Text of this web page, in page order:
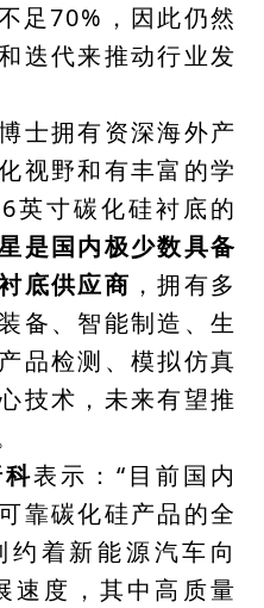
足70%，因此仍然
迭代来推动行业发
士拥有资深海外产
视野和有丰富的学
英寸碳化硅衬底的
是国内极少数具备
底供应商 ，拥有多
备、智能制造、生
品检测、模拟仿真
技术，未来有望推
科表示：“目前国内
靠碳化硅产品的全
着新能源汽车向
速度，其中高质量